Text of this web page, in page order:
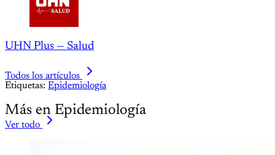
UHN Plus — Salud
Todos los artículos
Etiquetas: Epidemiología
Más en Epidemiología
Ver todo